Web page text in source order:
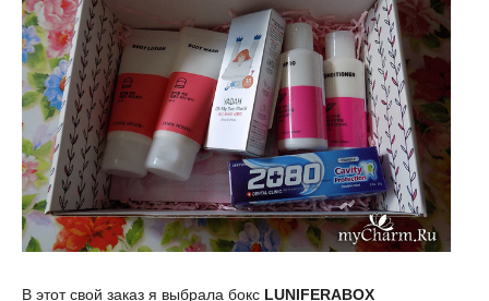
В этот свой заказ я выбрала бокс LUNIFERABOX